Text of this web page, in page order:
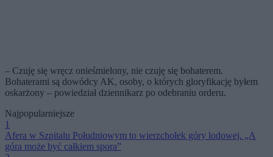
– Czuję się wręcz onieśmielony, nie czuję się bohaterem.
Bohaterami są dowódcy AK, osoby, o których gloryfikację byłem
oskarżony – powiedział dziennikarz po odebraniu orderu.
Najpopularniejsze
1
Afera w Szpitalu Południowym to wierzchołek góry lodowej. „A
góra może być całkiem spora”